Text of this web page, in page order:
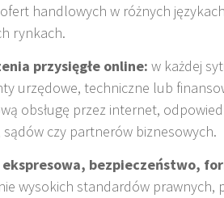
handlowych w różnych
rynkach.
przysięgłe online: w każdej
urzędowe, techniczne lub
obsługę przez internet,
sądów czy partnerów biznesowych.
ekspresowa, bezpieczeństwo,
wysokich standardów prawnych,